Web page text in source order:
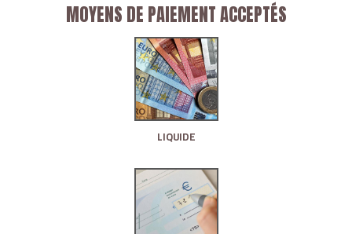
MOYENS DE PAIEMENT ACCEPTÉS
LIQUIDE